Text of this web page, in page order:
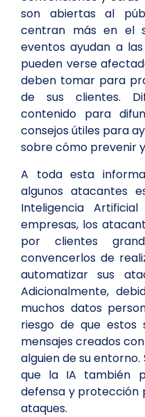
son abiertas al
centran más en el
eventos ayudan a
pueden verse
deben tomar para
de sus clientes.
contenido para
consejos útiles para
sobre cómo prevenir
A toda esta
algunos atacantes
Inteligencia
empresas, los
por clientes
convencerlos de
automatizar sus
Adicionalmente,
muchos datos
riesgo de que estos
mensajes creados
alguien de su
que la IA también
defensa y
ataques.